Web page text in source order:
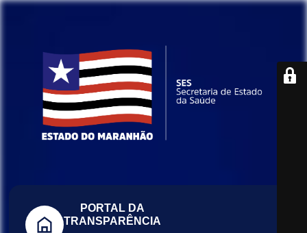
PORTAL DA
TRANSPARÊNCIA